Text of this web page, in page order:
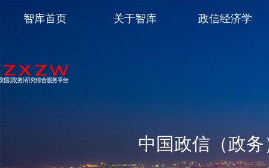
中国政信（政
智库首页 关于智库 政信经济学